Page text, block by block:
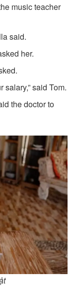
music teacher
said.
her.
salary,” said Tom.
the doctor to